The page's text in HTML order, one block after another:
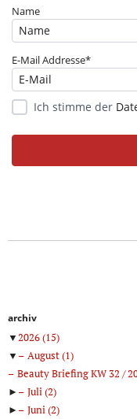
Name
E-Mail Addresse*
Ich stimme der
archiv
▼2026(15)
▼
August(1)
Beauty Briefing KW 32 /
►
Juli(2)
►
Juni(2)